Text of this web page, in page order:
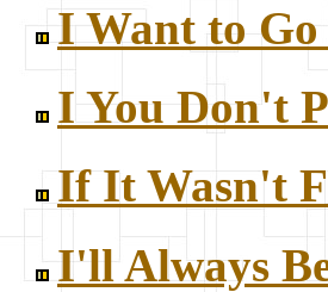
I Want to Go
I You Don't
If It Wasn't
I'll Always